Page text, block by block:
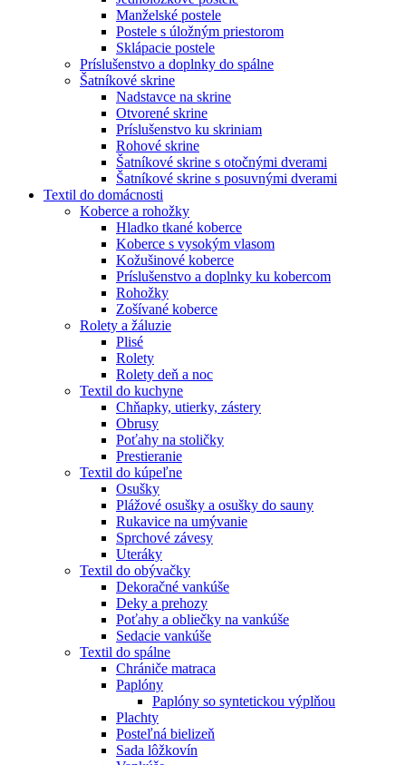
Manželské postele
Postele s úložným priestorom
Sklápacie postele
Príslušenstvo a doplnky do spálne
Šatníkové skrine
Nadstavce na skrine
Otvorené skrine
Príslušenstvo ku skriniam
Rohové skrine
Šatníkové skrine s otočnými dverami
Šatníkové skrine s posuvnými dverami
Textil do domácnosti
Koberce a rohožky
Hladko tkané koberce
Koberce s vysokým vlasom
Kožušinové koberce
Príslušenstvo a doplnky ku kobercom
Rohožky
Zošívané koberce
Rolety a žáluzie
Plisé
Rolety
Rolety deň a noc
Textil do kuchyne
Chňapky, utierky, zástery
Obrusy
Poťahy na stoličky
Prestieranie
Textil do kúpeľne
Osušky
Plážové osušky a osušky do sauny
Rukavice na umývanie
Sprchové závesy
Uteráky
Textil do obývačky
Dekoračné vankúše
Deky a prehozy
Poťahy a obliečky na vankúše
Sedacie vankúše
Textil do spálne
Chrániče matraca
Paplóny
Paplóny so syntetickou výplňou
Plachty
Posteľná bielizeň
Sada lôžkovín